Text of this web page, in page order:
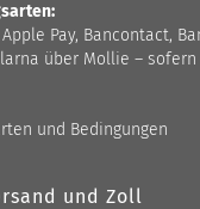
Pay, Bancontact,
über Mollie –
und Bedingungen
und Zoll